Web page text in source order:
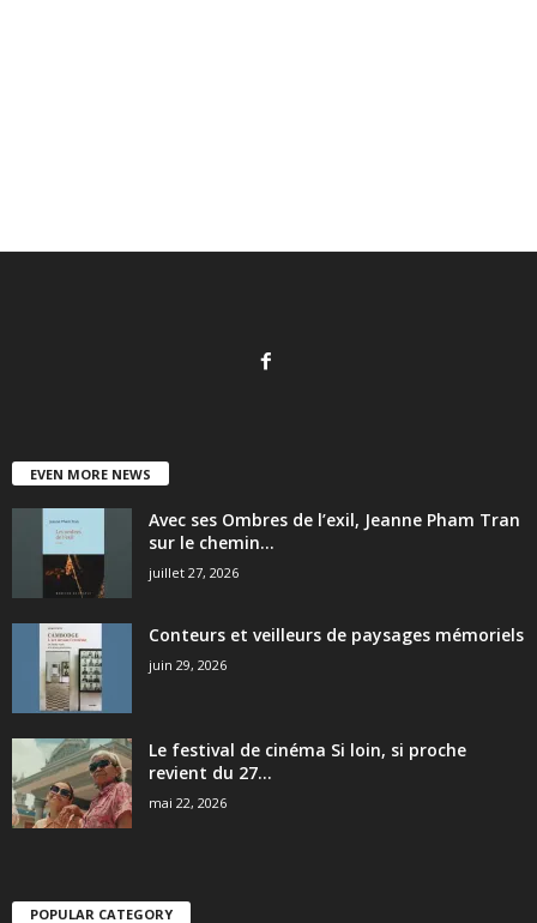
EVEN MORE NEWS
Avec ses Ombres de l’exil, Jeanne Pham Tran
sur le chemin...
juillet 27, 2026
Conteurs et veilleurs de paysages mémoriels
juin 29, 2026
Le festival de cinéma Si loin, si proche
revient du 27...
mai 22, 2026
POPULAR CATEGORY